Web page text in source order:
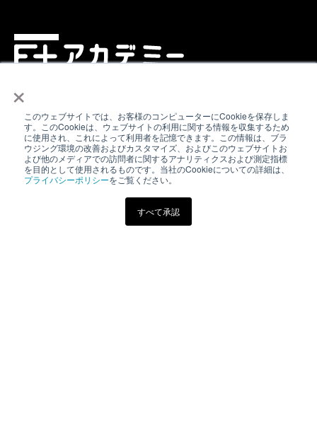
×
このウェブサイトでは、お客様のコンピューターにCookieを保存しま
す。このCookieは、ウェブサイトの利用に関する情報を収集するため
に使用され、これによって利用者を記憶できます。この情報は、ブラ
ウジング環境の改善およびカスタマイズ、およびこのウェブサイトお
よび他のメディアでの訪問者に関するアナリティクスおよび測定指標
を目的として使用されるものです。当社のCookieについての詳細は、
プライバシーポリシーをご覧ください。
すべて承認
電気書院E+アカデミーは、理工学専門図書出版を手掛け
る、株式会社電気書院の本をオンラインで活用する新し
いスタイルの学習方法です。
eラーニング